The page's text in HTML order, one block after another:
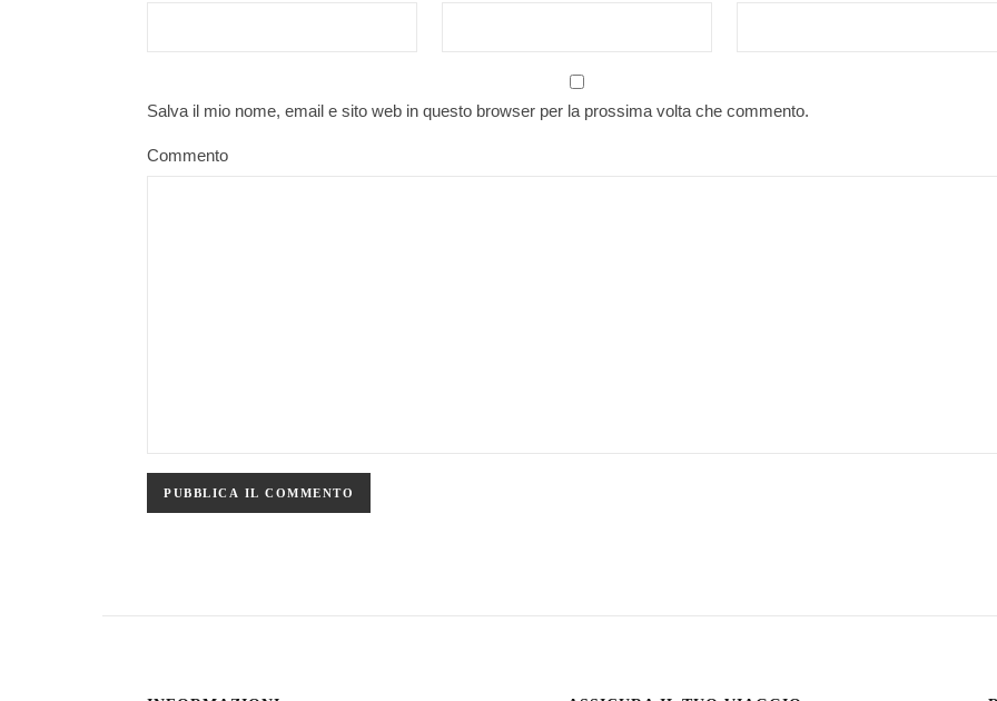
Salva il mio nome, email e sito web in questo browser per la prossima volta che commento.
Commento